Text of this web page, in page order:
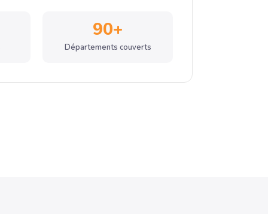
90+
Départements couverts